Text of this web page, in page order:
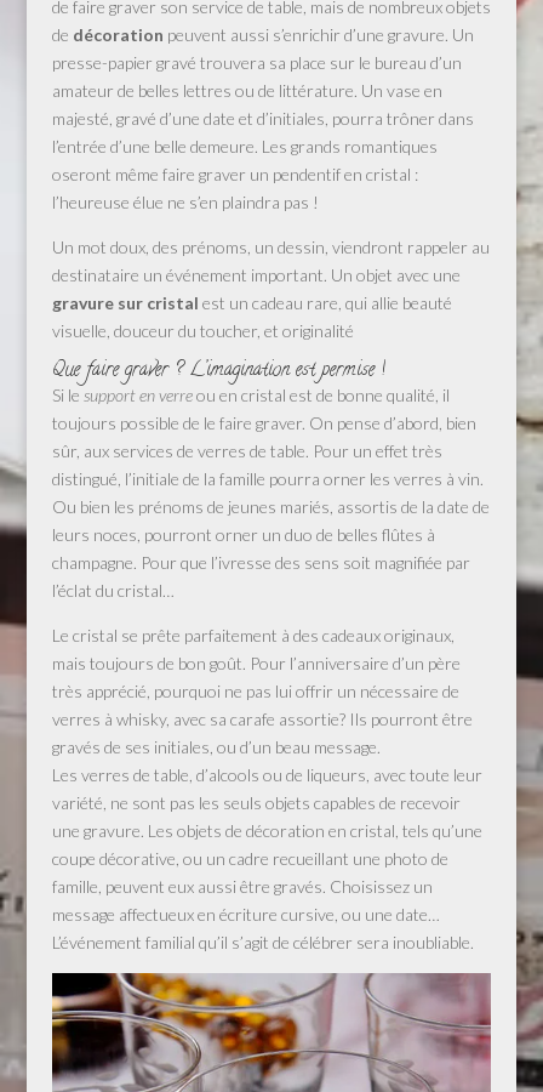
de faire graver son service de table, mais de nombreux objets
de décoration peuvent aussi s’enrichir d’une gravure. Un
presse-papier gravé trouvera sa place sur le bureau d’un
amateur de belles lettres ou de littérature. Un vase en
majesté, gravé d’une date et d’initiales, pourra trôner dans
l’entrée d’une belle demeure. Les grands romantiques
oseront même faire graver un pendentif en cristal :
l’heureuse élue ne s’en plaindra pas !
Un mot doux, des prénoms, un dessin, viendront rappeler au
destinataire un événement important. Un objet avec une
gravure sur cristal est un cadeau rare, qui allie beauté
visuelle, douceur du toucher, et originalité
Que faire graver ? L’imagination est permise !
Si le support en verreou en cristal est de bonne qualité, il
toujours possible de le faire graver. On pense d’abord, bien
sûr, aux services de verres de table. Pour un effet très
distingué, l’initiale de la famille pourra orner les verres à vin.
Ou bien les prénoms de jeunes mariés, assortis de la date de
leurs noces, pourront orner un duo de belles flûtes à
champagne. Pour que l’ivresse des sens soit magnifiée par
l’éclat du cristal…
Le cristal se prête parfaitement à des cadeaux originaux,
mais toujours de bon goût. Pour l’anniversaire d’un père
très apprécié, pourquoi ne pas lui offrir un nécessaire de
verres à whisky, avec sa carafe assortie? Ils pourront être
gravés de ses initiales, ou d’un beau message.
Les verres de table, d’alcools ou de liqueurs, avec toute leur
variété, ne sont pas les seuls objets capables de recevoir
une gravure. Les objets de décoration en cristal, tels qu’une
coupe décorative, ou un cadre recueillant une photo de
famille, peuvent eux aussi être gravés. Choisissez un
message affectueux en écriture cursive, ou une date…
L’événement familial qu’il s’agit de célébrer sera inoubliable.